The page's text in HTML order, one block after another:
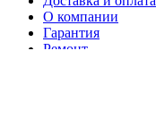
О компании
Гарантия
Ремонт